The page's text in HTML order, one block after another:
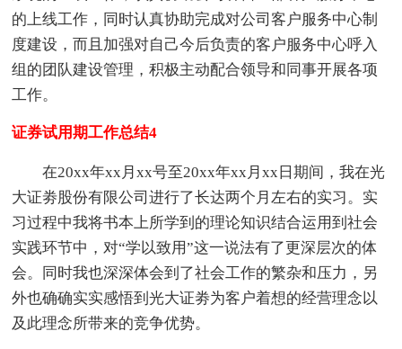
的上线工作，同时认真协助完成对公司客户服务中心制
度建设，而且加强对自己今后负责的客户服务中心呼入
组的团队建设管理，积极主动配合领导和同事开展各项
工作。
证券试用期工作总结4
在20xx年xx月xx号至20xx年xx月xx日期间，我在光
大证劵股份有限公司进行了长达两个月左右的实习。实
习过程中我将书本上所学到的理论知识结合运用到社会
实践环节中，对“学以致用”这一说法有了更深层次的体
会。同时我也深深体会到了社会工作的繁杂和压力，另
外也确确实实感悟到光大证劵为客户着想的经营理念以
及此理念所带来的竞争优势。